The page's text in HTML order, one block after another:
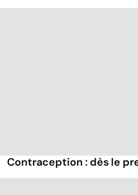
Contraception : dès le